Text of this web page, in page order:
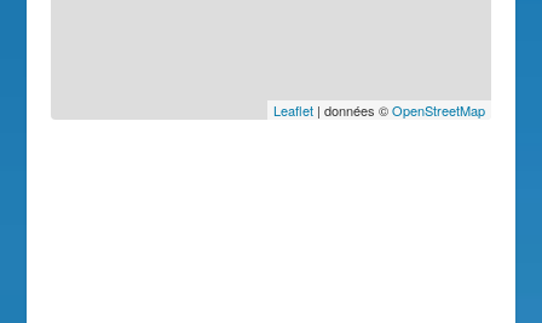
Leaflet| données ©OpenStreetMap